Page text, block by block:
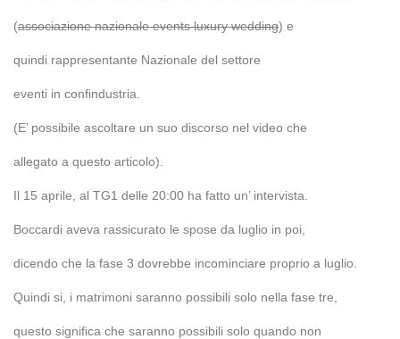
(associazione nazionale events luxury wedding) e
quindi rappresentante Nazionale del settore
eventi in confindustria.
(E’ possibile ascoltare un suo discorso nel video che
allegato a questo articolo).
Il 15 aprile, al TG1 delle 20:00 ha fatto un’ intervista.
Boccardi aveva rassicurato le spose da luglio in poi,
dicendo che la fase 3 dovrebbe incominciare proprio a luglio.
Quindi si, i matrimoni saranno possibili solo nella fase tre,
questo significa che saranno possibili solo quando non